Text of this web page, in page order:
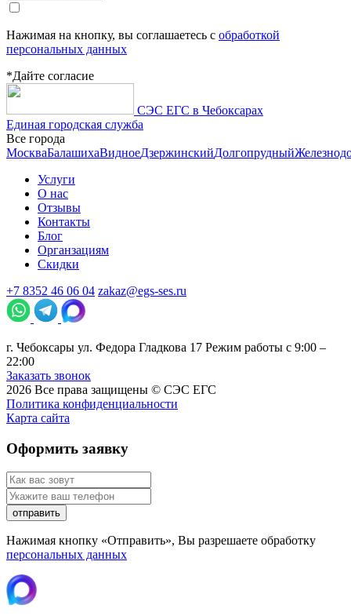
Нажимая на кнопку, вы соглашаетесь с обработкой
персональных данных
*Дайте согласие
СЭС ЕГС в Чебоксарах
Единая городская служба
Все города
МоскваБалашихаВидноеДзержинскийДолгопрудный
Услуги
О нас
Отзывы
Контакты
Блог
Органзациям
Скидки
+7 8352 46 06 04 zakaz@egs-ses.ru
г. Чебоксары ул. Федора Гладкова 17 Режим работы с 9:00 –
22:00
Заказать звонок
2026 Все права защищены © СЭС ЕГС
Политика конфиденциальности
Карта сайта
Оформить заявку
отправить
Нажимая кнопку «Отправить», Вы разрешаете обработку
персональных данных